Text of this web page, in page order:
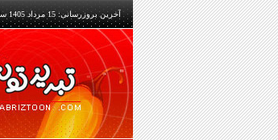
آخرین بروزرسانی: 15 مرداد 1405 ساعت 13:44